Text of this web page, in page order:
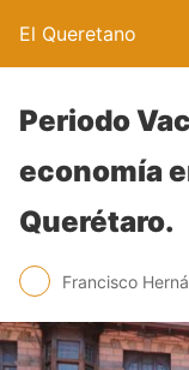
El Queretano
Periodo
economía
Querétaro.
Francisco